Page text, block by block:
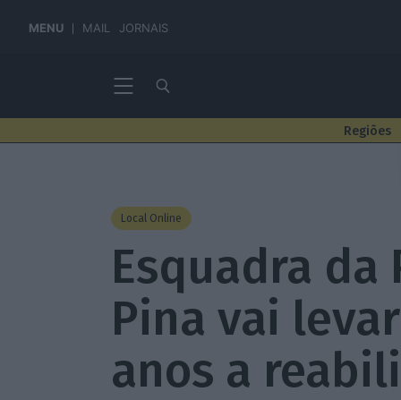
MENU MAIL JORNAIS
Regiões
Local Online
Esquadra da
Pina vai
anos a